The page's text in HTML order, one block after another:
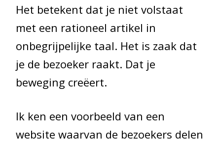
Het betekent dat je niet volstaat
met een rationeel artikel in
onbegrijpelijke taal. Het is zaak dat
je de bezoeker raakt. Dat je
beweging creëert.
Ik ken een voorbeeld van een
website waarvan de bezoekers delen